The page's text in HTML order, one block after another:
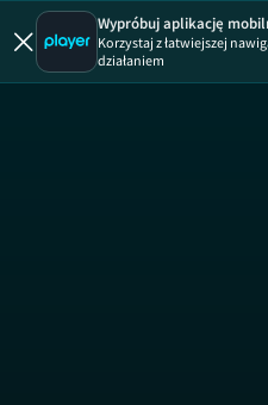
Wypróbuj aplikację
Korzystaj z łatwiejszej
działaniem